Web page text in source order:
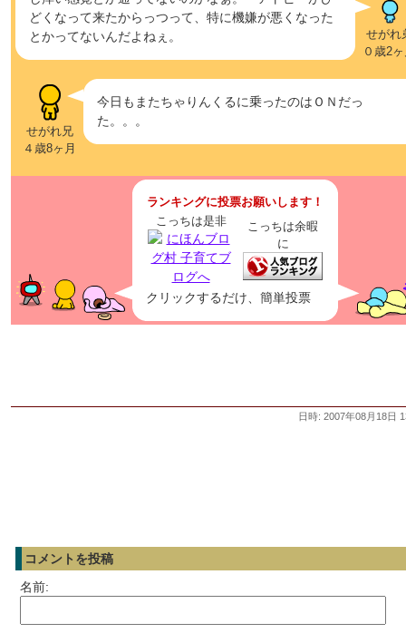
どくなって来たからっつって、特に機嫌が悪くなった
とかってないんだよねぇ。
せがれ
０歳2
せがれ兄
４歳8ヶ月
今日もまたちゃりんくるに乗ったのはＯＮだっ
た。。。
ランキングに投票お願いします！
こっちは是非
こっちは余暇
に
クリックするだけ、簡単投票
日時: 2007年08月18日
コメントを投稿
名前: